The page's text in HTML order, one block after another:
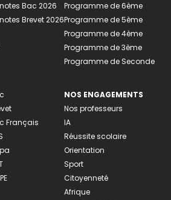
Bac 2026
Brevet 2026
Français
Programme de 6ème
Programme de 5ème
Programme de 4ème
Programme de 3ème
Programme de Seconde
NOS ENGAGEMENTS
Nos professeurs
IA
Réussite scolaire
Orientation
Sport
Citoyenneté
Afrique